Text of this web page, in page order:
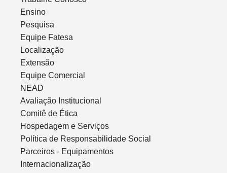
Ensino
Pesquisa
Equipe Fatesa
Localização
Extensão
Equipe Comercial
NEAD
Avaliação Institucional
Comitê de Ética
Hospedagem e Serviços
Política de Responsabilidade Social
Parceiros - Equipamentos
Internacionalização